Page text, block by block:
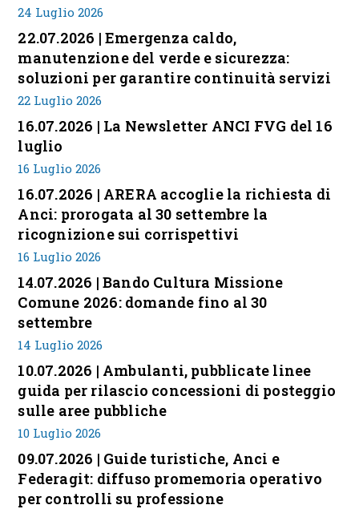
24 Luglio 2026
22.07.2026 | Emergenza caldo,
manutenzione del verde e sicurezza:
soluzioni per garantire continuità servizi
22 Luglio 2026
16.07.2026 | La Newsletter ANCI FVG del 16
luglio
16 Luglio 2026
16.07.2026 | ARERA accoglie la richiesta di
Anci: prorogata al 30 settembre la
ricognizione sui corrispettivi
16 Luglio 2026
14.07.2026 | Bando Cultura Missione
Comune 2026: domande fino al 30
settembre
14 Luglio 2026
10.07.2026 | Ambulanti, pubblicate linee
guida per rilascio concessioni di posteggio
sulle aree pubbliche
10 Luglio 2026
09.07.2026 | Guide turistiche, Anci e
Federagit: diffuso promemoria operativo
per controlli su professione